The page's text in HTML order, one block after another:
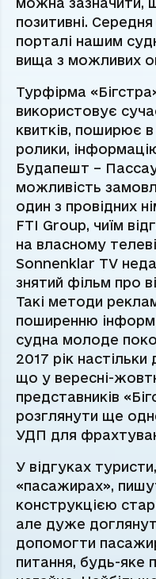
позитивні.
порталі нашим
вища з можливих
Турфірма
використовує
квитків, поширює в
ролики,
Будапешт –
можливість
один з провідних
FTI Group, чиїм
на власному
Sonnenklar TV
знятий фільм про
Такі методи
поширенню
судна молоде
2017 рік
що у вересні-
представників
розглянути ще
УДП для
У відгуках
«пасажирах»,
конструкцією
але дуже
допомогти
питання, будь-яке